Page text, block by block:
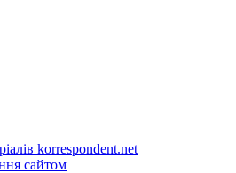
korrespondent.net
сайтом